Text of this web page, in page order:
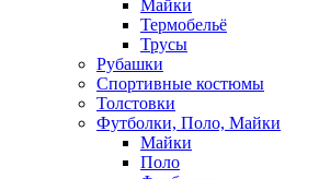
Майки
Термобельё
Трусы
Рубашки
Спортивные костюмы
Толстовки
Футболки, Поло, Майки
Майки
Поло